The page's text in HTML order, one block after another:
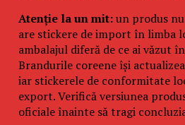
Atenție la un mit:un produs
are stickere de import în limba
ambalajul diferă de ce ai văzut
Brandurile coreene își
iar stickerele de conformitate
export. Verifică versiunea
oficiale înainte să tragi